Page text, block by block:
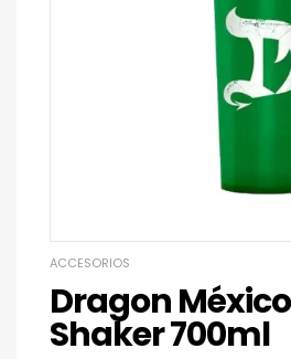
ACCESORIOS
Dragon
Shaker 700ml